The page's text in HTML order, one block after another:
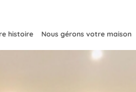
histoire Nous gérons votre maison